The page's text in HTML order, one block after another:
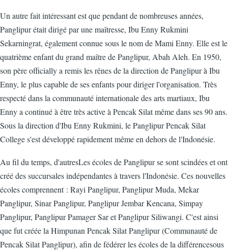
Un autre fait intéressant est que pendant de nombreuses années,
Panglipur était dirigé par une maîtresse, Ibu Enny Rukmini
Sekarningrat, également connue sous le nom de Mami Enny. Elle est le
quatrième enfant du grand maître de Panglipur, Abah Aleh. En 1950,
son père officially a remis les rênes de la direction de Panglipur à Ibu
Enny, le plus capable de ses enfants pour diriger l'organisation. Très
respecté dans la communauté internationale des arts martiaux, Ibu
Enny a continué à être très active à Pencak Silat même dans ses 90 ans.
Sous la direction d'Ibu Enny Rukmini, le Panglipur Pencak Silat
College s'est développé rapidement même en dehors de l'Indonésie.
Au fil du temps, d'autresLes écoles de Panglipur se sont scindées et ont
créé des succursales indépendantes à travers l'Indonésie. Ces nouvelles
écoles comprennent : Rayi Panglipur, Panglipur Muda, Mekar
Panglipur, Sinar Panglipur, Panglipur Jembar Kencana, Simpay
Panglipur, Panglipur Pamager Sar et Panglipur Siliwangi. C'est ainsi
que fut créée la Himpunan Pencak Silat Panglipur (Communauté de
Pencak Silat Panglipur), afin de fédérer les écoles de la différencesous